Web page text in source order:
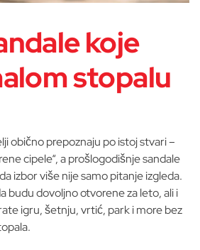
koje
stopalu
obično prepoznaju po istoj stvari –
cipele“, a prošlogodišnje sandale
izbor više nije samo pitanje izgleda.
budu dovoljno otvorene za leto, ali i
igru, šetnju, vrtić, park i more bez